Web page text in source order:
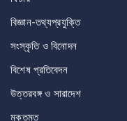
বিজ্ঞান-তথ্যপ্রযুক্তি
সংস্কৃতি ও বিনোদন
বিশেষ প্রতিবেদন
উত্তরবঙ্গ ও সারাদেশ
মুক্তমত